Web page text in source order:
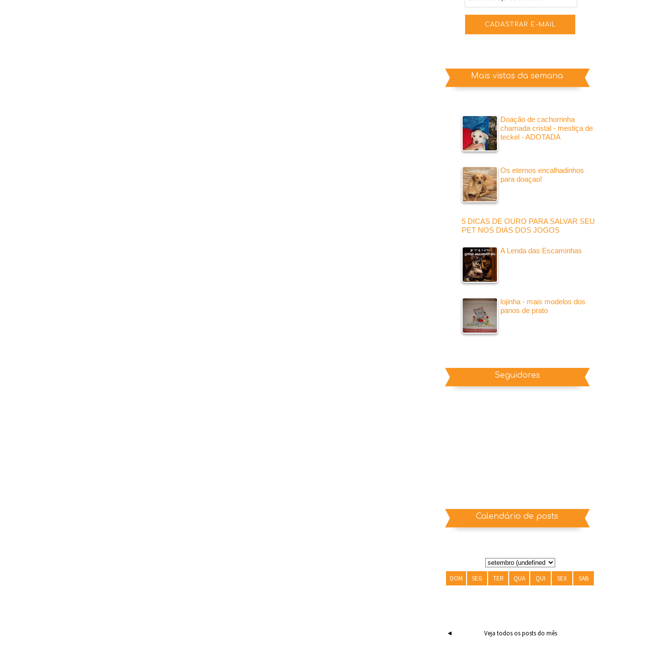
Mais vistos da semana
Doação de cachorrinha
chamada cristal - mestiça de
teckel - ADOTADA
Os eternos encalhadinhos
para doaçao!
5 DICAS DE OURO PARA SALVAR SEU
PET NOS DIAS DOS JOGOS
A Lenda das Escaminhas
lojinha - mais modelos dos
panos de prato
Seguidores
Calendário de posts
DOM SEG TER QUA QUI SEX SAB
◄ Veja todos os posts do mês